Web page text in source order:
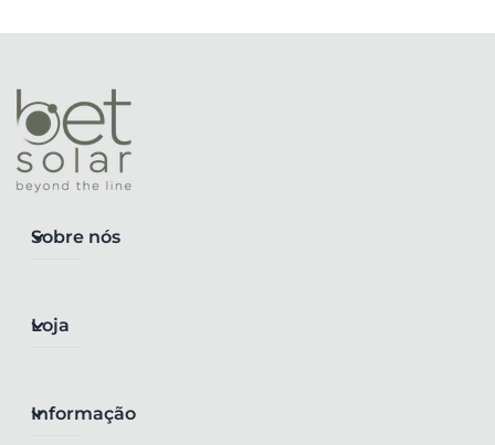
Sobre nós
Loja
Informação